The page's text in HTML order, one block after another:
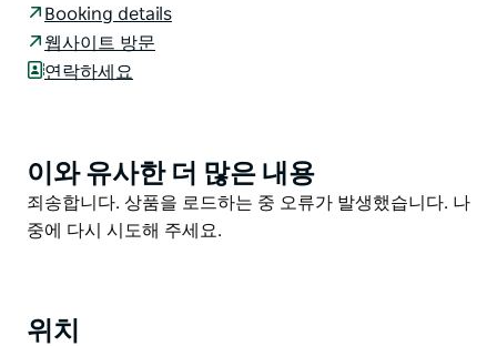
브린딩가바 크릭(Brindingabba Creek)을 따라 늘어선 쿨
라바 나무 옆에 텐트나 카라반을 치고 뉴사우스웨일즈 아
웃백의 '코너 컨트리'에서 펼쳐지는 장엄한 일출과 일몰을
개울에는 항상 물이 흐르는 것은 아니지만 새들은 언제나
찾아옵니다. 개울가에 의자를 놓고 이른 저녁이나 아침에
새 관찰을 즐겨보세요. 초보자는 개울가를 날아다니는 벌
잡이새와 제비 나무 위에서 시끄럽게 지저귀는 분홍앵무
색(또는 갈색이 아닌) 새들을 구별하는 기술을 연마할 수
Booking details
웹사이트 방문
연락하세요
Product
List
이와 유사한 더 많은 내용
Product
List
죄송합니다. 상품을 로드하는 중 오류가 발생했습니다. 나
중에 다시 시도해 주세요.
위치